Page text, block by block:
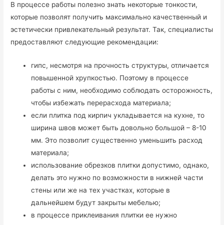
В процессе работы полезно знать некоторые тонкости,
которые позволят получить максимально качественный и
эстетически привлекательный результат. Так, специалисты
предоставляют следующие рекомендации:
гипс, несмотря на прочность структуры, отличается
повышенной хрупкостью. Поэтому в процессе
работы с ним, необходимо соблюдать осторожность,
чтобы избежать перерасхода материала;
если плитка под кирпич укладывается на кухне, то
ширина швов может быть довольно большой – 8-10
мм. Это позволит существенно уменьшить расход
материала;
использование обрезков плитки допустимо, однако,
делать это нужно по возможности в нижней части
стены или же на тех участках, которые в
дальнейшем будут закрыты мебелью;
в процессе приклеивания плитки ее нужно